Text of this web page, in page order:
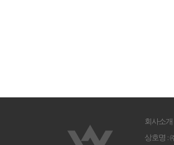
회사소개
상호명 :